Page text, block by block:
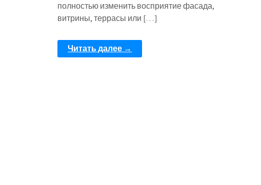
полностью изменить восприятие фасада,
витрины, террасы или […]
Читать далее →